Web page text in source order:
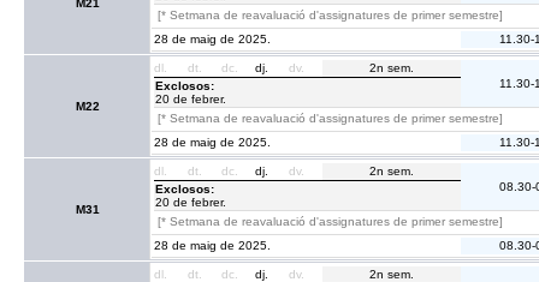
M21
[* Setmana de reavaluació d'assignatures de primer semestre]
28 de maig de 2025.
11.30-
M22
dl. dt. dc. dj. dv.
2n sem.
Exclosos:
20 de febrer.
11.30-
[* Setmana de reavaluació d'assignatures de primer semestre]
28 de maig de 2025.
11.30-
M31
dl. dt. dc. dj. dv.
2n sem.
Exclosos:
20 de febrer.
08.30-
[* Setmana de reavaluació d'assignatures de primer semestre]
28 de maig de 2025.
08.30-
dl. dt. dc. dj. dv.
2n sem.